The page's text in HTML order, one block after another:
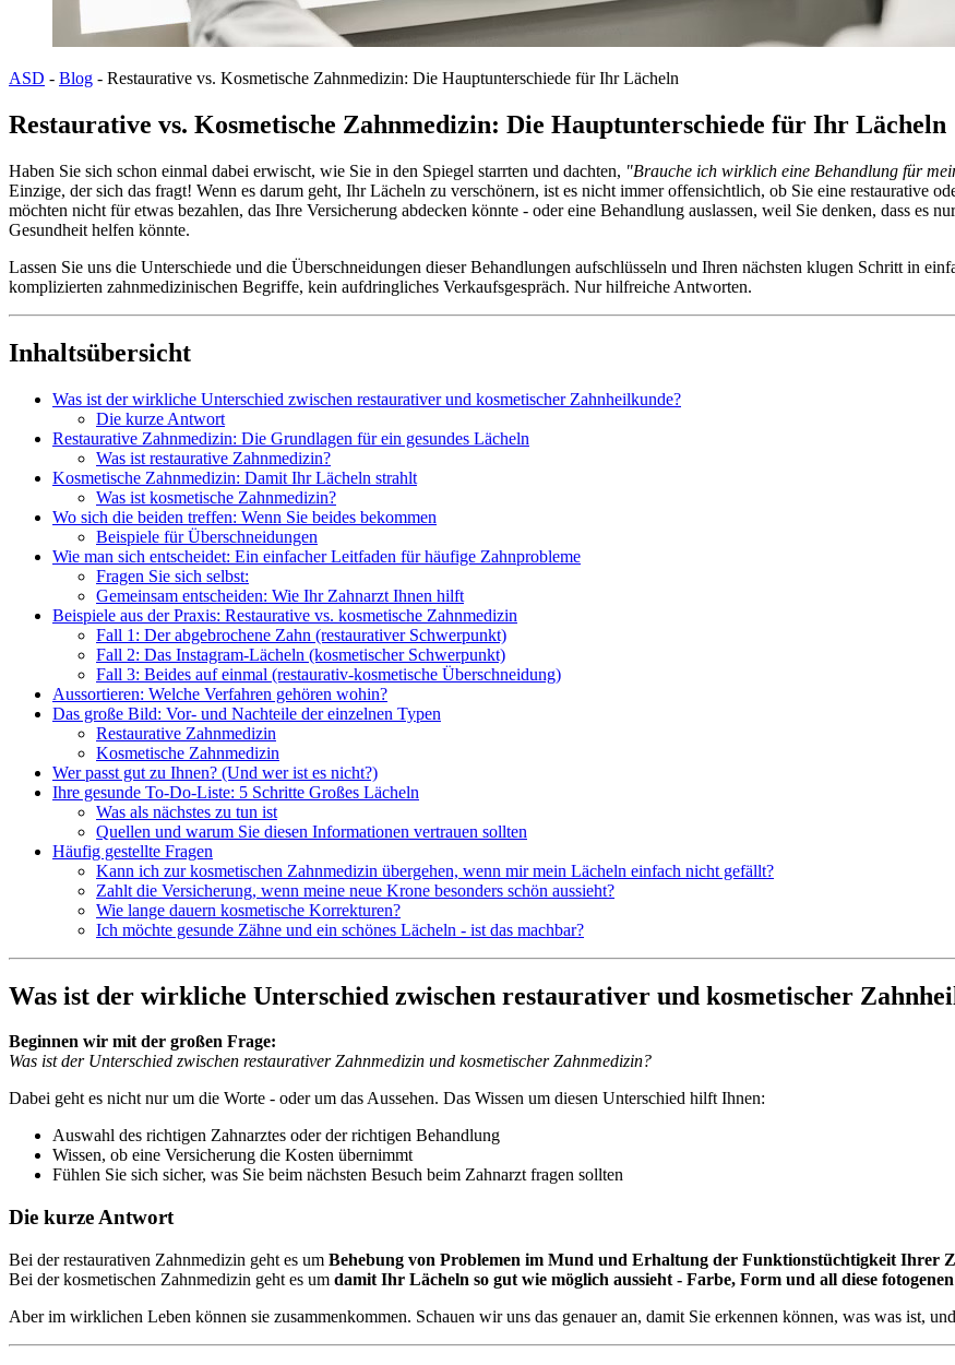
ASD - Blog - Restaurative vs. Kosmetische Zahnmedizin: Die Hauptunterschiede für Ihr Lächeln
Restaurative vs. Kosmetische Zahnmedizin: Die Hauptunterschiede für Ihr Lächeln
Haben Sie sich schon einmal dabei erwischt, wie Sie in den Spiegel starrten und dachten, "Brauche ich wirklich eine Behandlung für
Einzige, der sich das fragt! Wenn es darum geht, Ihr Lächeln zu verschönern, ist es nicht immer offensichtlich, ob Sie eine restaurative
möchten nicht für etwas bezahlen, das Ihre Versicherung abdecken könnte - oder eine Behandlung auslassen, weil Sie denken, dass es
Gesundheit helfen könnte.
Lassen Sie uns die Unterschiede und die Überschneidungen dieser Behandlungen aufschlüsseln und Ihren nächsten klugen Schritt in
komplizierten zahnmedizinischen Begriffe, kein aufdringliches Verkaufsgespräch. Nur hilfreiche Antworten.
Inhaltsübersicht
Was ist der wirkliche Unterschied zwischen restaurativer und kosmetischer Zahnheilkunde?
Die kurze Antwort
Restaurative Zahnmedizin: Die Grundlagen für ein gesundes Lächeln
Was ist restaurative Zahnmedizin?
Kosmetische Zahnmedizin: Damit Ihr Lächeln strahlt
Was ist kosmetische Zahnmedizin?
Wo sich die beiden treffen: Wenn Sie beides bekommen
Beispiele für Überschneidungen
Wie man sich entscheidet: Ein einfacher Leitfaden für häufige Zahnprobleme
Fragen Sie sich selbst:
Gemeinsam entscheiden: Wie Ihr Zahnarzt Ihnen hilft
Beispiele aus der Praxis: Restaurative vs. kosmetische Zahnmedizin
Fall 1: Der abgebrochene Zahn (restaurativer Schwerpunkt)
Fall 2: Das Instagram-Lächeln (kosmetischer Schwerpunkt)
Fall 3: Beides auf einmal (restaurativ-kosmetische Überschneidung)
Aussortieren: Welche Verfahren gehören wohin?
Das große Bild: Vor- und Nachteile der einzelnen Typen
Restaurative Zahnmedizin
Kosmetische Zahnmedizin
Wer passt gut zu Ihnen? (Und wer ist es nicht?)
Ihre gesunde To-Do-Liste: 5 Schritte Großes Lächeln
Was als nächstes zu tun ist
Quellen und warum Sie diesen Informationen vertrauen sollten
Häufig gestellte Fragen
Kann ich zur kosmetischen Zahnmedizin übergehen, wenn mir mein Lächeln einfach nicht gefällt?
Zahlt die Versicherung, wenn meine neue Krone besonders schön aussieht?
Wie lange dauern kosmetische Korrekturen?
Ich möchte gesunde Zähne und ein schönes Lächeln - ist das machbar?
Was ist der wirkliche Unterschied zwischen restaurativer und kosmetischer
Beginnen wir mit der großen Frage:
Was ist der Unterschied zwischen restaurativer Zahnmedizin und kosmetischer Zahnmedizin?
Dabei geht es nicht nur um die Worte - oder um das Aussehen. Das Wissen um diesen Unterschied hilft Ihnen:
Auswahl des richtigen Zahnarztes oder der richtigen Behandlung
Wissen, ob eine Versicherung die Kosten übernimmt
Fühlen Sie sich sicher, was Sie beim nächsten Besuch beim Zahnarzt fragen sollten
Die kurze Antwort
Bei der restaurativen Zahnmedizin geht es um Behebung von Problemen im Mund und Erhaltung der Funktionstüchtigkeit Ihrer
Bei der kosmetischen Zahnmedizin geht es um damit Ihr Lächeln so gut wie möglich aussieht - Farbe, Form und all diese
Aber im wirklichen Leben können sie zusammenkommen. Schauen wir uns das genauer an, damit Sie erkennen können, was was ist,